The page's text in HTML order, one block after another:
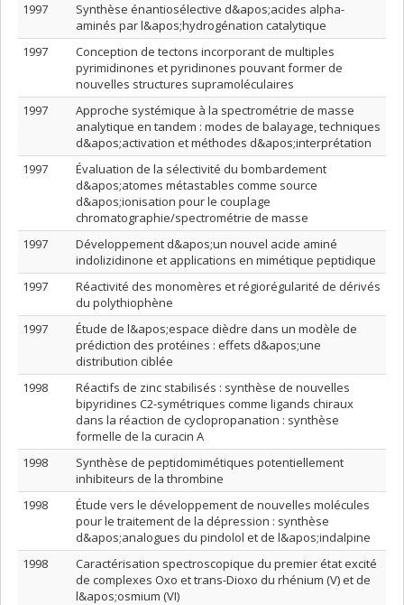
1997
Synthèse énantiosélective d&apos;acides alpha-
aminés par l&apos;hydrogénation catalytique
1997
Conception de tectons incorporant de multiples
pyrimidinones et pyridinones pouvant former de
nouvelles structures supramoléculaires
1997
Approche systémique à la spectrométrie de masse
analytique en tandem : modes de balayage, techniques
d&apos;activation et méthodes d&apos;interprétation
1997
Évaluation de la sélectivité du bombardement
d&apos;atomes métastables comme source
d&apos;ionisation pour le couplage
chromatographie/spectrométrie de masse
1997
Développement d&apos;un nouvel acide aminé
indolizidinone et applications en mimétique peptidique
1997
Réactivité des monomères et régiorégularité de dérivés
du polythiophène
1997
Étude de l&apos;espace dièdre dans un modèle de
prédiction des protéines : effets d&apos;une
distribution ciblée
1998
Réactifs de zinc stabilisés : synthèse de nouvelles
bipyridines C2-symétriques comme ligands chiraux
dans la réaction de cyclopropanation : synthèse
formelle de la curacin A
1998
Synthèse de peptidomimétiques potentiellement
inhibiteurs de la thrombine
1998
Étude vers le développement de nouvelles molécules
pour le traitement de la dépression : synthèse
d&apos;analogues du pindolol et de l&apos;indalpine
1998
Caractérisation spectroscopique du premier état excité
de complexes Oxo et trans-Dioxo du rhénium (V) et de
l&apos;osmium (VI)